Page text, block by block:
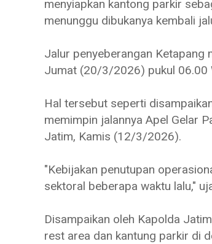
menyiapkan kantong parkir
menunggu dibukanya kembali
Jalur penyeberangan
Jumat (20/3/2026) pukul 06.00
Hal tersebut seperti
memimpin jalannya Apel Gelar
Jatim, Kamis (12/3/2026).
"Kebijakan penutupan
sektoral beberapa waktu lalu,"
Disampaikan oleh Kapolda
rest area dan kantung parkir di